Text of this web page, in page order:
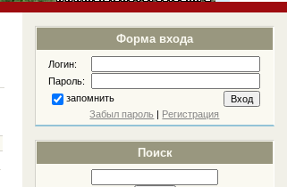
Форма входа
Логин:
Пароль:
запомнить
Забыл пароль | Регистрация
Поиск